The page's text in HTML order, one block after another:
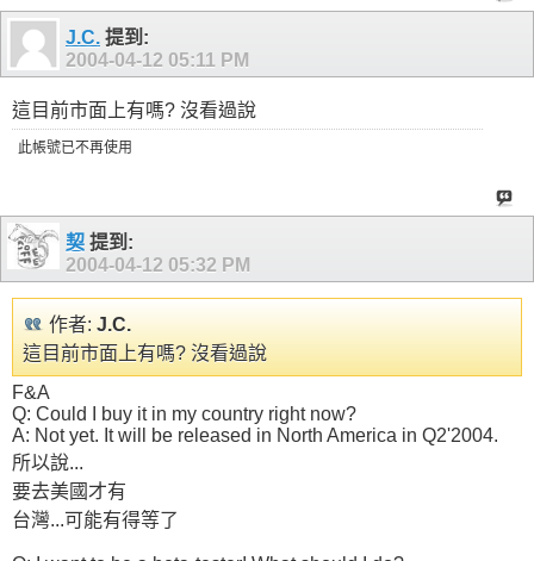
J.C. 提到:
2004-04-12 05:11 PM
這目前市面上有嗎? 沒看過說
此帳號已不再使用
契 提到:
2004-04-12 05:32 PM
作者: J.C.
這目前市面上有嗎? 沒看過說
F&A
Q: Could I buy it in my country right now?
A: Not yet. It will be released in North America in Q2'2004.
所以說...
要去美國才有
台灣...可能有得等了